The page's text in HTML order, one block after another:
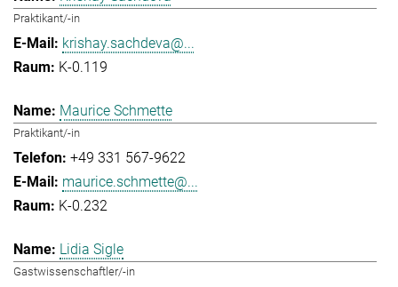
Praktikant/-in
krishay.sachdeva@...
K-0.119
Maurice Schmette
Praktikant/-in
+49 331 567-9622
maurice.schmette@...
K-0.232
Lidia Sigle
Gastwissenschaftler/-in